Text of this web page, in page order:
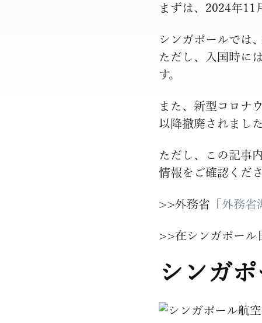
まずは、2024年11
シンガポールでは
ただし、入国時に
す。
また、新型コロナ
以降撤廃されました
ただし、この記事
情報をご確認くだ
>>外務省「 外務省
>>在シンガポール
シンガ